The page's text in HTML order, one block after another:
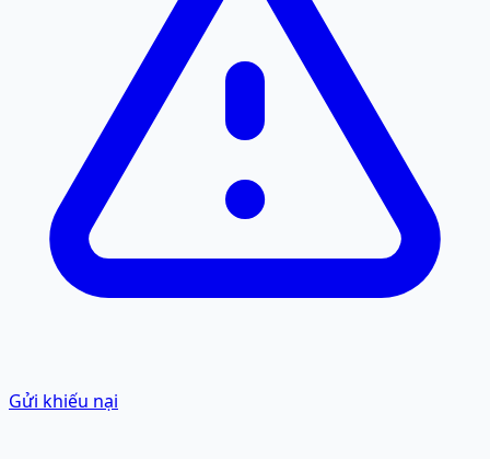
Gửi khiếu nại